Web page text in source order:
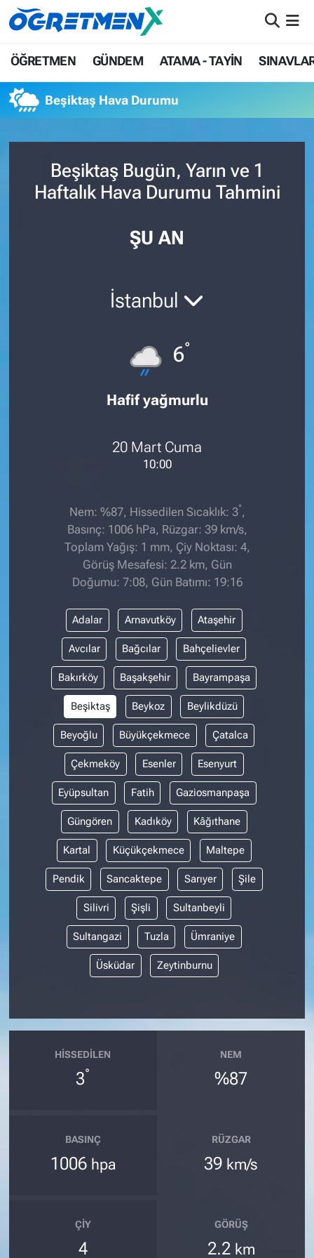
ÖĞRETMEN GÜNDEM ATAMA - TAYİN
Beşiktaş Hava Durumu
Beşiktaş Bugün, Yarın ve 1
Haftalık Hava Durumu Tahmini
ŞU AN
İstanbul
6°
Hafif yağmurlu
20 Mart Cuma
10:00
Nem: %87, Hissedilen Sıcaklık: 3° ,
Basınç: 1006 hPa, Rüzgar: 39 km/s,
Toplam Yağış: 1 mm, Çiy Noktası: 4,
Görüş Mesafesi: 2.2 km, Gün
Doğumu: 7:08, Gün Batımı: 19:16
Adalar Arnavutköy Ataşehir
Avcılar Bağcılar Bahçelievler
Bakırköy Başakşehir Bayrampaşa
Beşiktaş Beykoz Beylikdüzü
Beyoğlu Büyükçekmece Çatalca
Çekmeköy Esenler Esenyurt
Eyüpsultan Fatih Gaziosmanpaşa
Güngören Kadıköy Kâğıthane
Kartal Küçükçekmece Maltepe
Pendik Sancaktepe Sarıyer Şile
Silivri Şişli Sultanbeyli
Sultangazi Tuzla Ümraniye
Üsküdar Zeytinburnu
HISSEDILEN
3°
NEM
%87
BASINÇ
1006 hpa
RÜZGAR
39 km/s
ÇIY
4
GÖRÜŞ
2.2 km
ÖĞRETMEN
SINAVLAR
HAYATIN İÇİNDEN
UZMAN ÖĞRETMENLİK
İstanbul Nöbetçi Eczaneler
İstanbul Trafik Yoğunluk Haritası
Süper Lig Puan Durumu ve Fikstür